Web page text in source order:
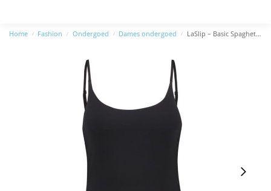
Home / Fashion / Ondergoed / Dames ondergoed / LaSlip – Basic Spaghetti Shirt – Zwart